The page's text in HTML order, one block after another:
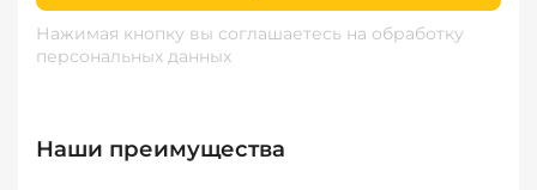
Нажимая кнопку вы соглашаетесь на обработку
персональных данных
Наши преимущества